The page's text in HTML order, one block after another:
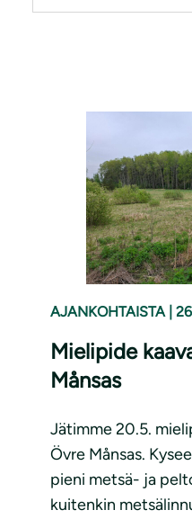
AJANKOHTAISTA
Mielipide
Månsas
Jätimme 20.5.
Övre Månsas.
pieni metsä- ja
kuitenkin